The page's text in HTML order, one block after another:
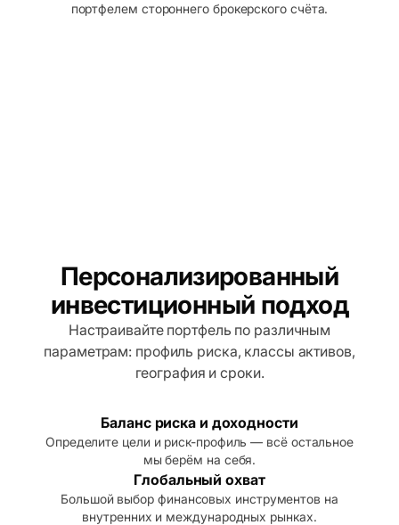
портфелем стороннего брокерского счёта.
Персонализированный
инвестиционный подход
Настраивайте портфель по различным
параметрам: профиль риска, классы активов,
география и сроки.
Баланс риска и доходности
Определите цели и риск-профиль — всё остальное
мы берём на себя.
Глобальный охват
Большой выбор финансовых инструментов на
внутренних и международных рынках.